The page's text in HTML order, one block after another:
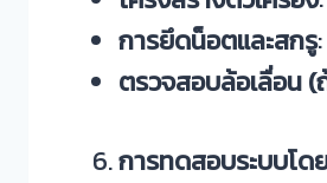
การยึดน็อตและสกรู
ตรวจสอบล้อเลื่อน (
การทดสอบระบบโด